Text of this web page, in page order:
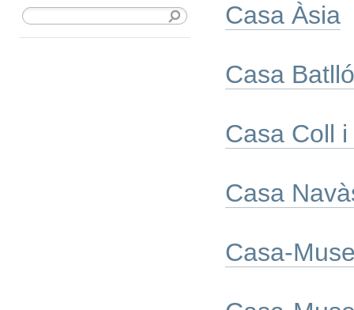
Casa Àsia
Casa Batlló
Casa Coll
Casa
Casa-